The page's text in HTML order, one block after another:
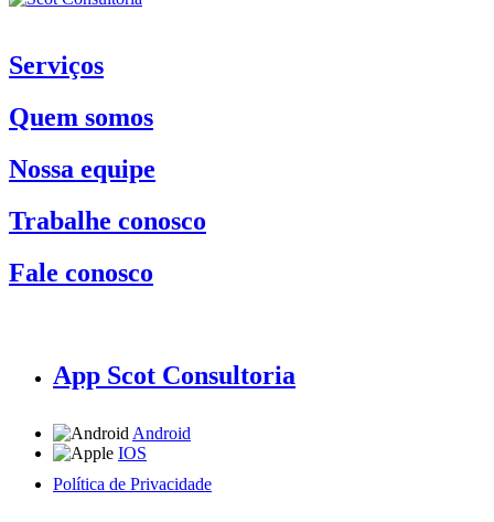
Serviços
Quem somos
Nossa equipe
Trabalhe conosco
Fale conosco
App Scot Consultoria
Android
IOS
Política de Privacidade